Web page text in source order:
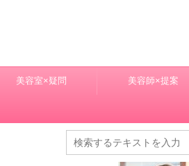
美容室×疑問 美容師×提案